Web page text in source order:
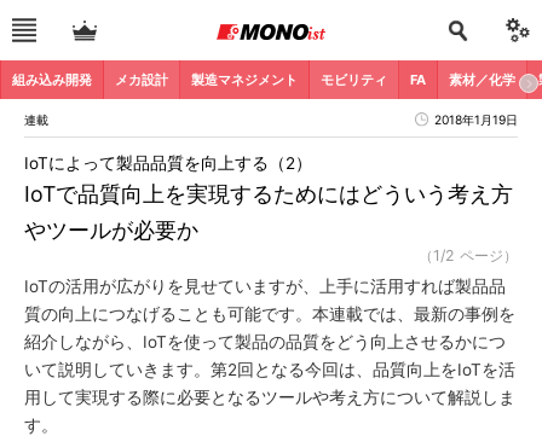
組み込み開発 メカ設計 製造マネジメント モビリティ FA 素材／化学
連載 2018年1月19日
IoTで品質向上を実現するためにはどういう考え方
やツールが必要か
IoTによって製品品質を向上する（2）
（1/2 ページ）
IoTの活用が広がりを見せていますが、上手に活用すれば製品品
質の向上につなげることも可能です。本連載では、最新の事例を
紹介しながら、IoTを使って製品の品質をどう向上させるかにつ
いて説明していきます。第2回となる今回は、品質向上をIoTを活
用して実現する際に必要となるツールや考え方について解説しま
す。